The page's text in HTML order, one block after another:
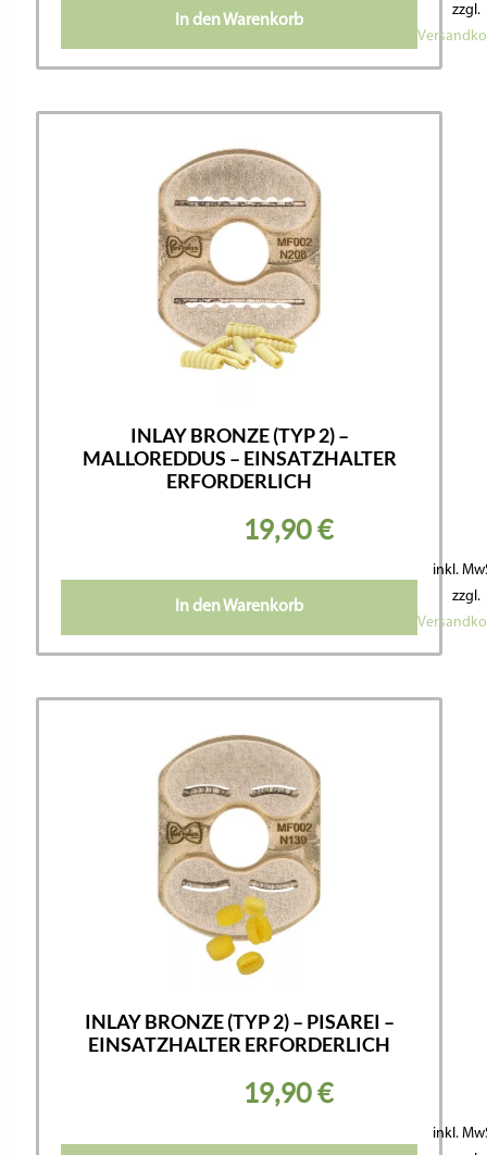
In den Warenkorb
zzgl.
INLAY BRONZE (TYP 2) –
MALLOREDDUS – EINSATZHALTER
ERFORDERLICH
19,90€
In den Warenkorb
inkl.
zzgl.
INLAY BRONZE (TYP 2) – PISAREI –
EINSATZHALTER ERFORDERLICH
19,90€
inkl.